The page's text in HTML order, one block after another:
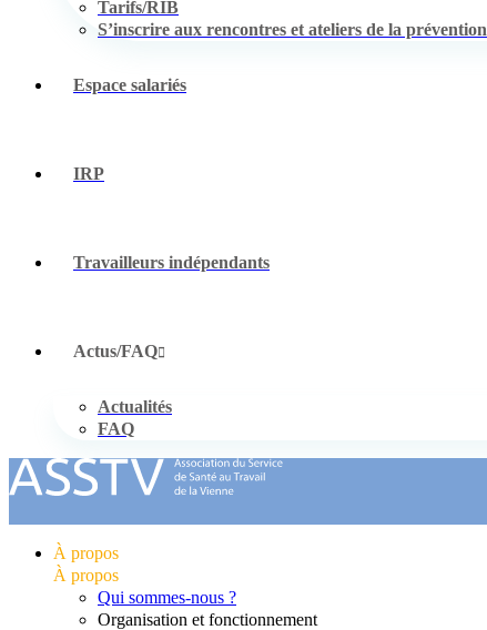
Tarifs/RIB
S’inscrire aux rencontres et ateliers de la prévention
Espace salariés
IRP
Travailleurs indépendants
Actus/FAQ
Actualités
FAQ
À propos
À propos
Qui sommes-nous ?
Organisation et fonctionnement